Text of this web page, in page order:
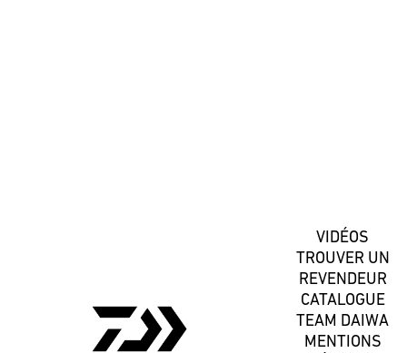
VIDÉOS
TROUVER UN
REVENDEUR
CATALOGUE
TEAM DAIWA
MENTIONS